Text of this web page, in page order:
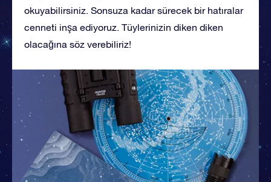
okuyabilirsiniz. Sonsuza kadar sürecek bir hatıralar
cenneti inşa ediyoruz. Tüylerinizin diken diken
olacağına söz verebiliriz!